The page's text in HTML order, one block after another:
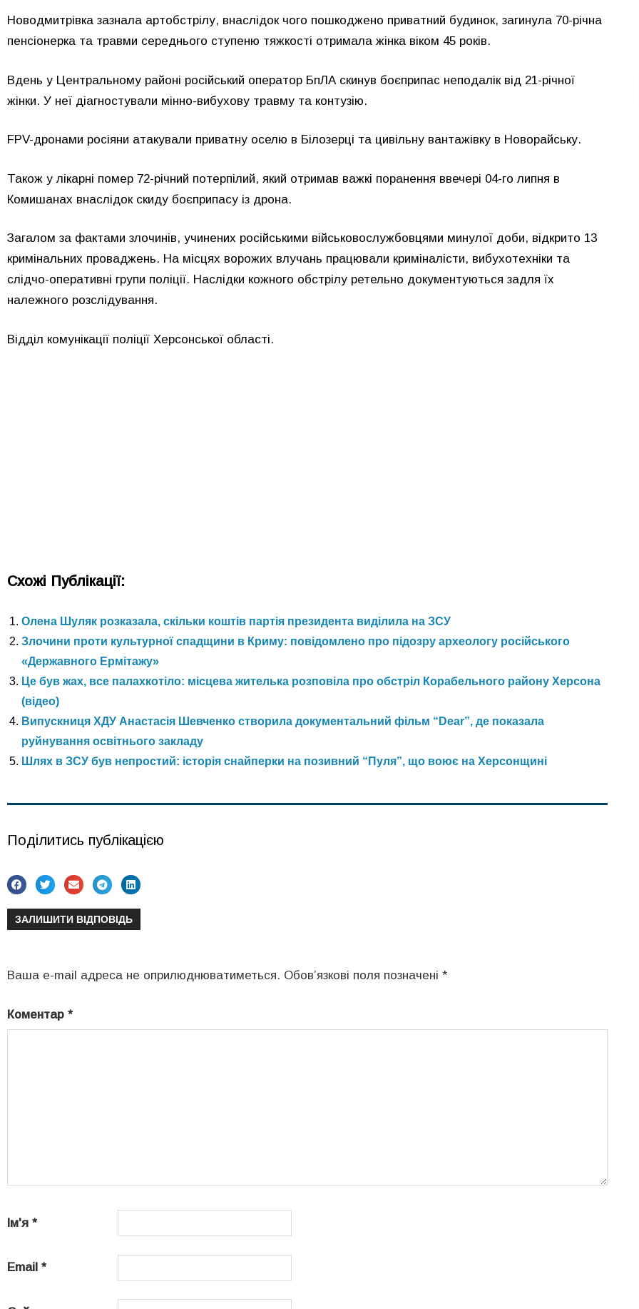
Новодмитрівка зазнала артобстрілу, внаслідок чого пошкоджено приватний будинок, загинула 70-річна
пенсіонерка та травми середнього ступеню тяжкості отримала жінка віком 45 років.
Вдень у Центральному районі російський оператор БпЛА скинув боєприпас неподалік від 21-річної
жінки. У неї діагностували мінно-вибухову травму та контузію.
FPV-дронами росіяни атакували приватну оселю в Білозерці та цивільну вантажівку в Новорайську.
Також у лікарні помер 72-річний потерпілий, який отримав важкі поранення ввечері 04-го липня в
Комишанах внаслідок скиду боєприпасу із дрона.
Загалом за фактами злочинів, учинених російськими військовослужбовцями минулої доби, відкрито 13
кримінальних проваджень. На місцях ворожих влучань працювали криміналісти, вибухотехніки та
слідчо-оперативні групи поліції. Наслідки кожного обстрілу ретельно документуються задля їх
належного розслідування.
Відділ комунікації поліції Херсонської області.
Схожі Публікації:
Олена Шуляк розказала, скільки коштів партія президента виділила на ЗСУ
Злочини проти культурної спадщини в Криму: повідомлено про підозру археологу російського
«Державного Ермітажу»
Це був жах, все палахкотіло: місцева жителька розповіла про обстріл Корабельного району Херсона
(відео)
Випускниця ХДУ Анастасія Шевченко створила документальний фільм “Dear”, де показала
руйнування освітнього закладу
Шлях в ЗСУ був непростий: історія снайперки на позивний “Пуля”, що воює на Херсонщині
Поділитись публікацією
ЗАЛИШИТИ ВІДПОВІДЬ
Ваша e-mail адреса не оприлюднюватиметься. Обов’язкові поля позначені *
Коментар *
Ім'я *
Email *